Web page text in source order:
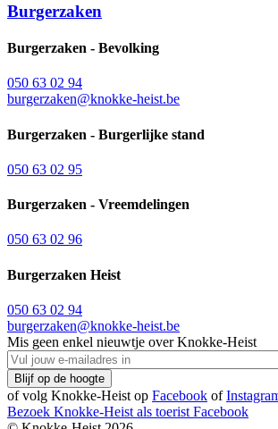
Burgerzaken
Burgerzaken - Bevolking
050 63 02 94
burgerzaken@knokke-heist.be
Burgerzaken - Burgerlijke stand
050 63 02 95
Burgerzaken - Vreemdelingen
050 63 02 96
Burgerzaken Heist
050 63 02 94
burgerzaken@knokke-heist.be
Mis geen enkel nieuwtje over Knokke-Heist
of volg Knokke-Heist op Facebook of
Bezoek Knokke-Heist als toerist Facebook